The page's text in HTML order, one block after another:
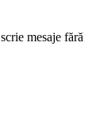
mesaje fără